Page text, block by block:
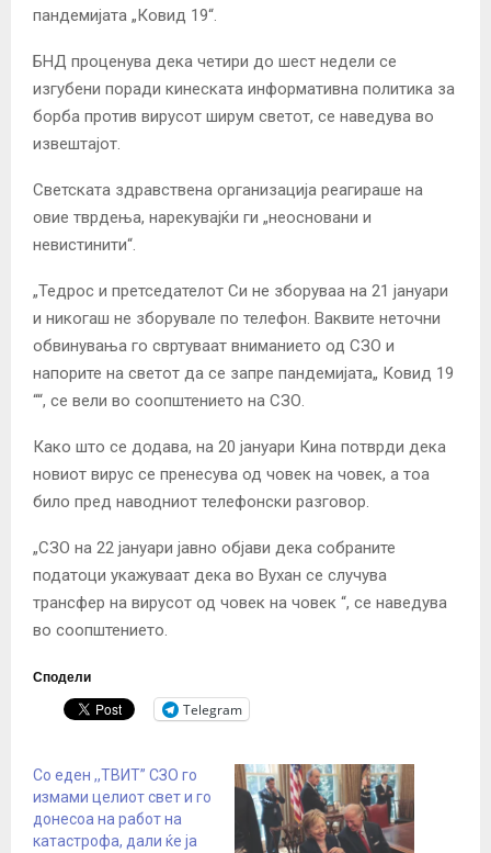
пандемијата „Ковид 19“.
БНД проценува дека четири до шест недели се
изгубени поради кинеската информативна политика за
борба против вирусот ширум светот, се наведува во
извештајот.
Светската здравствена организација реагираше на
овие тврдења, нарекувајќи ги „неосновани и
невистинити“.
„Тедрос и претседателот Си не зборуваа на 21 јануари
и никогаш не зборувале по телефон. Ваквите неточни
обвинувања го свртуваат вниманието од СЗО и
напорите на светот да се запре пандемијата„ Ковид 19
““, се вели во соопштението на СЗО.
Како што се додава, на 20 јануари Кина потврди дека
новиот вирус се пренесува од човек на човек, а тоа
било пред наводниот телефонски разговор.
„СЗО на 22 јануари јавно објави дека собраните
податоци укажуваат дека во Вухан се случува
трансфер на вирусот од човек на човек “, се наведува
во соопштението.
Сподели
Telegram
Со еден ,,ТВИТ” СЗО го
измами целиот свет и го
донесоа на работ на
катастрофа, дали ќе ја